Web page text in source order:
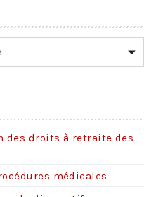
à retraite des parents
des droits à retraite des
médicales